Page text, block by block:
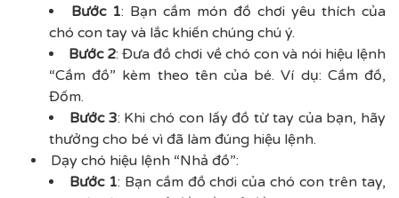
Bước 1: Bạn cầm món đồ chơi yêu thích của
chó con tay và lắc khiến chúng chú ý.
Bước 2: Đưa đồ chơi về chó con và nói hiệu lệnh
“Cầm đồ” kèm theo tên của bé. Ví dụ: Cầm đồ,
Đốm.
Bước 3: Khi chó con lấy đồ từ tay của bạn, hãy
thưởng cho bé vì đã làm đúng hiệu lệnh.
Dạy chó hiệu lệnh “Nhả đồ”:
Bước 1: Bạn cầm đồ chơi của chó con trên tay,